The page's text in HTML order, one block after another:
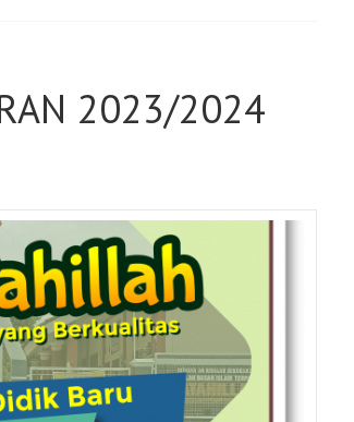
2023/2024